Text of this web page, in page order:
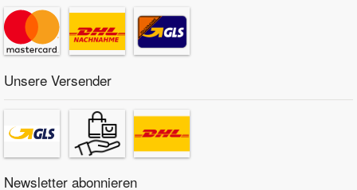
Unsere Versender
Newsletter abonnieren